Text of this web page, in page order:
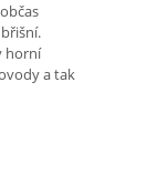
horní
a tak